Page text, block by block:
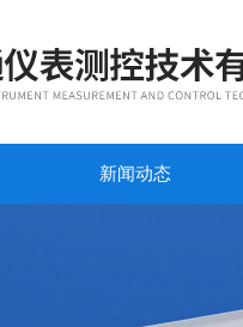
新闻动态